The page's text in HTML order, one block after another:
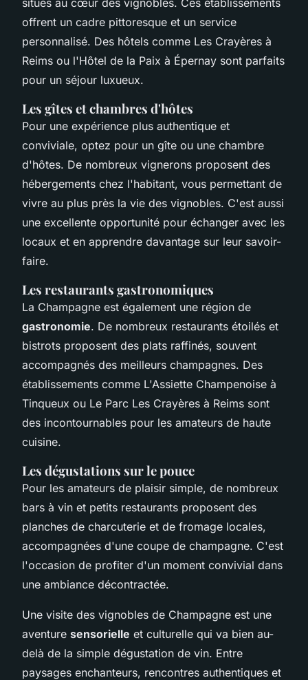
offrent un cadre pittoresque et un service
personnalisé. Des hôtels comme Les Crayères à
Reims ou l'Hôtel de la Paix à Épernay sont parfaits
pour un séjour luxueux.
Les gîtes et chambres d'hôtes
Pour une expérience plus authentique et
conviviale, optez pour un gîte ou une chambre
d'hôtes. De nombreux vignerons proposent des
hébergements chez l'habitant, vous permettant de
vivre au plus près la vie des vignobles. C'est aussi
une excellente opportunité pour échanger avec les
locaux et en apprendre davantage sur leur savoir-
faire.
Les restaurants gastronomiques
La Champagne est également une région de
gastronomie. De nombreux restaurants étoilés et
bistrots proposent des plats raffinés, souvent
accompagnés des meilleurs champagnes. Des
établissements comme L'Assiette Champenoise à
Tinqueux ou Le Parc Les Crayères à Reims sont
des incontournables pour les amateurs de haute
cuisine.
Les dégustations sur le pouce
Pour les amateurs de plaisir simple, de nombreux
bars à vin et petits restaurants proposent des
planches de charcuterie et de fromage locales,
accompagnées d'une coupe de champagne. C'est
l'occasion de profiter d'un moment convivial dans
une ambiance décontractée.
Une visite des vignobles de Champagne est une
aventure sensorielle et culturelle qui va bien au-
delà de la simple dégustation de vin. Entre
paysages enchanteurs, rencontres authentiques et